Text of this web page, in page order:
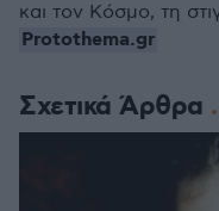
Σχετικά Άρθρα
και τον Κόσμο, τη
Protothema.gr